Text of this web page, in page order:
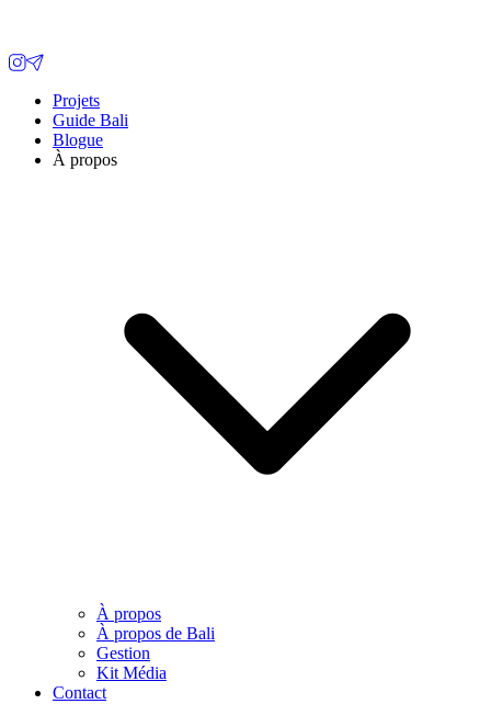
Projets
Guide Bali
Blogue
À propos
À propos
À propos de Bali
Gestion
Kit Média
Contact